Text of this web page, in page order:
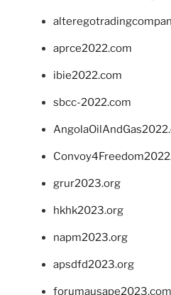
aprce2022.com
ibie2022.com
sbcc-2022.com
grur2023.org
hkhk2023.org
napm2023.org
apsdfd2023.org
forumausape2023.com